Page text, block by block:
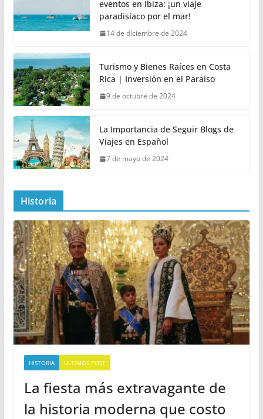
eventos en Ibiza: ¡un viaje
paradisíaco por el mar!
14 de diciembre de 2024
Turismo y Bienes Raíces en Costa
Rica | Inversión en el Paraíso
9 de octubre de 2024
La Importancia de Seguir Blogs de
Viajes en Español
7 de mayo de 2024
Historia
HISTORIA ULTIMOS POST
La fiesta más extravagante de
la historia moderna que costo